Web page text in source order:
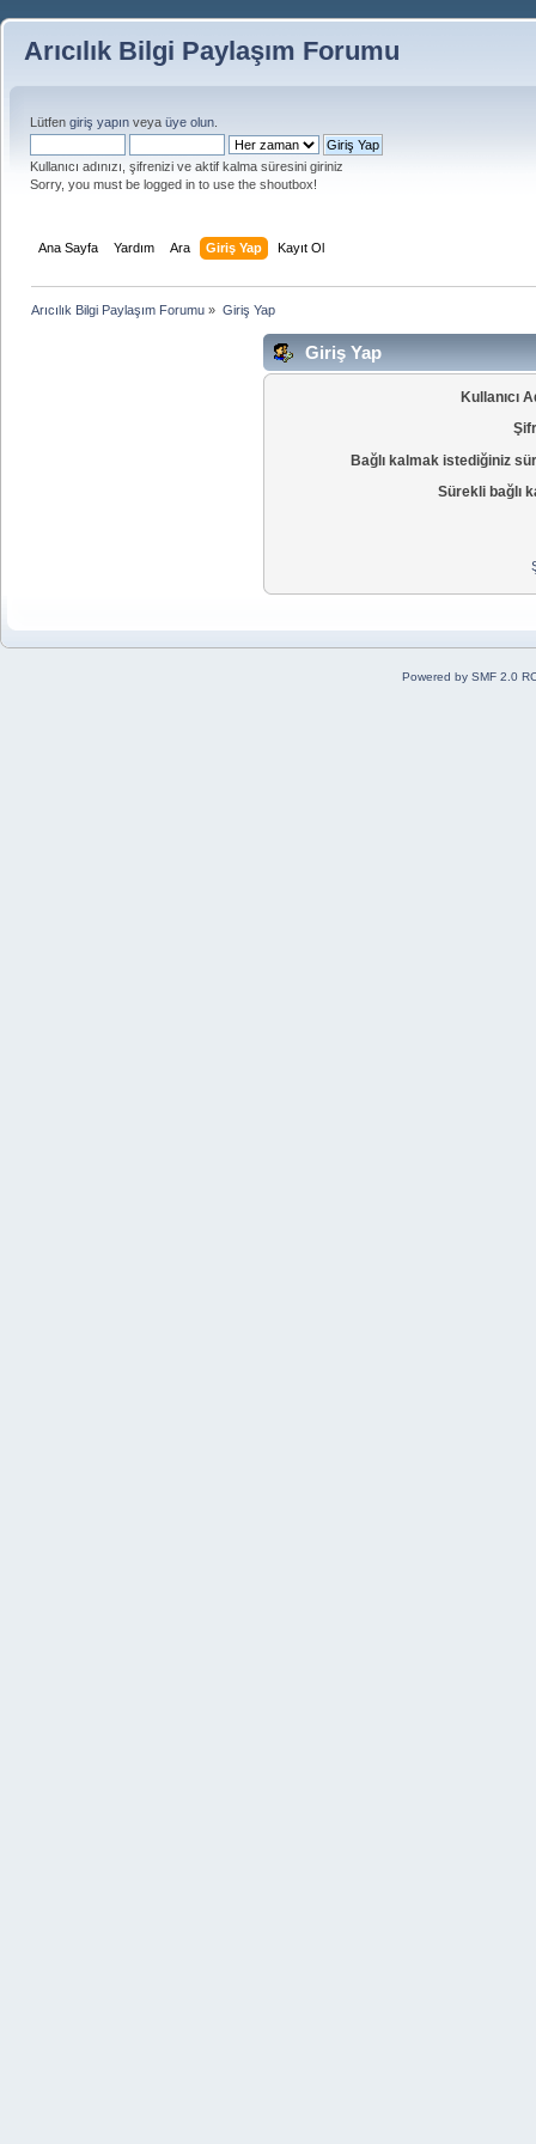
Arıcılık Bilgi Paylaşım Forumu
Lütfen giriş yapın veya üye olun
Kullanıcı adınızı, şifrenizi ve aktif kalma süresini giriniz
Sorry, you must be logged in to use the shoutbox!
Ana Sayfa Yardım Ara Giriş Yap Kayıt Ol
Arıcılık Bilgi Paylaşım Forumu » Giriş Yap
Giriş Yap
Kullanıcı
Bağlı kalmak istediğiniz
Sürekli bağlı
Powered by SMF 2.0